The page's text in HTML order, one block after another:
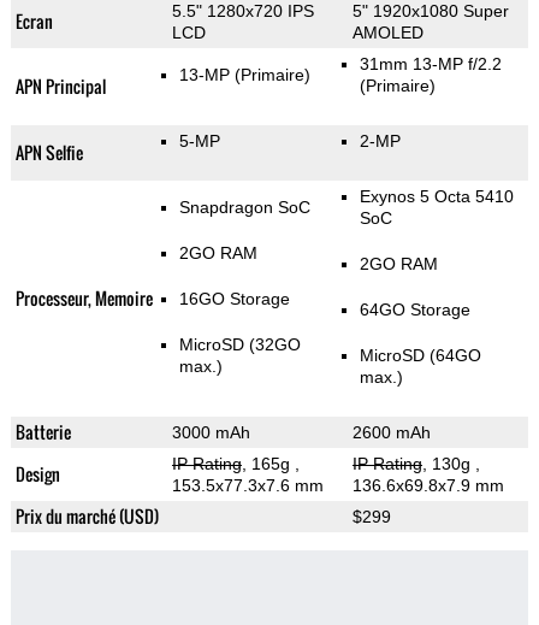
Ecran
5.5" 1280x720 IPS
LCD
5" 1920x1080 Super
AMOLED
APN Principal 13-MP (Primaire)
31mm 13-MP f/2.2
(Primaire)
APN Selfie 5-MP 2-MP
Processeur, Memoire
Snapdragon SoC
2GO RAM
16GO Storage
MicroSD (32GO
max.)
Exynos 5 Octa 5410
SoC
2GO RAM
64GO Storage
MicroSD (64GO
max.)
Batterie 3000 mAh 2600 mAh
Design IP Rating, 165g
153.5x77.3x7.6 mm
IP Rating, 130g
136.6x69.8x7.9 mm
Prix du marché (USD) $299